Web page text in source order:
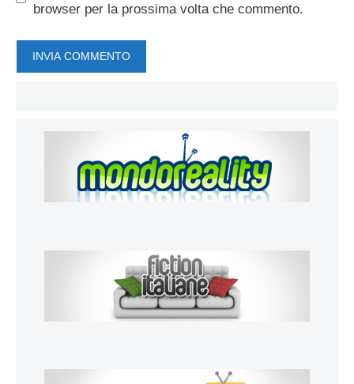
browser per la prossima volta che commento.